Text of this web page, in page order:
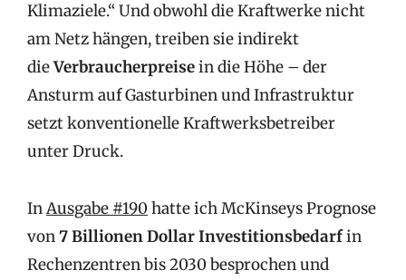
Klimaziele.“ Und obwohl die Kraftwerke nicht
am Netz hängen, treiben sie indirekt
dieVerbraucherpreisein die Höhe – der
Ansturm auf Gasturbinen und Infrastruktur
setzt konventionelle Kraftwerksbetreiber
unter Druck.
InAusgabe #190 hatte ich McKinseys Prognose
von7 Billionen Dollar Investitionsbedarfin
Rechenzentren bis 2030 besprochen und